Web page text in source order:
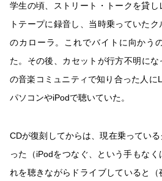
学生の頃、ストリート・トークを貸
トテープに録音し、当時乗っていた
のカローラ。これでバイトに向かう
た。その後、カセットが行方不明に
の音楽コミュニティで知り合った人に
パソコンやiPodで聴いていた。
CDが復刻してからは、現在乗ってい
った（iPodをつなぐ、という手もな
れを聴きながらドライブしていると